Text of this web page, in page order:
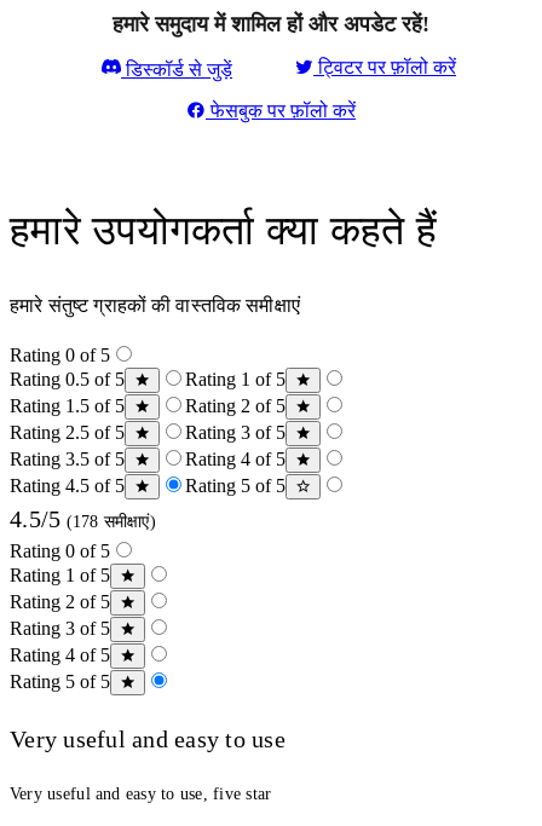
हमारे समुदाय में शामिल हों और अपडेट रहें!
डिस्कॉर्ड से जुड़ें ट्विटर पर फ़ॉलो करें
फेसबुक पर फ़ॉलो करें
हमारे उपयोगकर्ता क्या कहते हैं
हमारे संतुष्ट ग्राहकों की वास्तविक समीक्षाएं
Rating 0 of 5
Rating 0.5 of 5
Rating 1 of 5
Rating 1.5 of 5
Rating 2 of 5
Rating 2.5 of 5
Rating 3 of 5
Rating 3.5 of 5
Rating 4 of 5
Rating 4.5 of 5
Rating 5 of 5
4.5/5 (178 समीक्षाएं)
Rating 0 of 5
Rating 1 of 5
Rating 2 of 5
Rating 3 of 5
Rating 4 of 5
Rating 5 of 5
Very useful and easy to use
Very useful and easy to use, five star